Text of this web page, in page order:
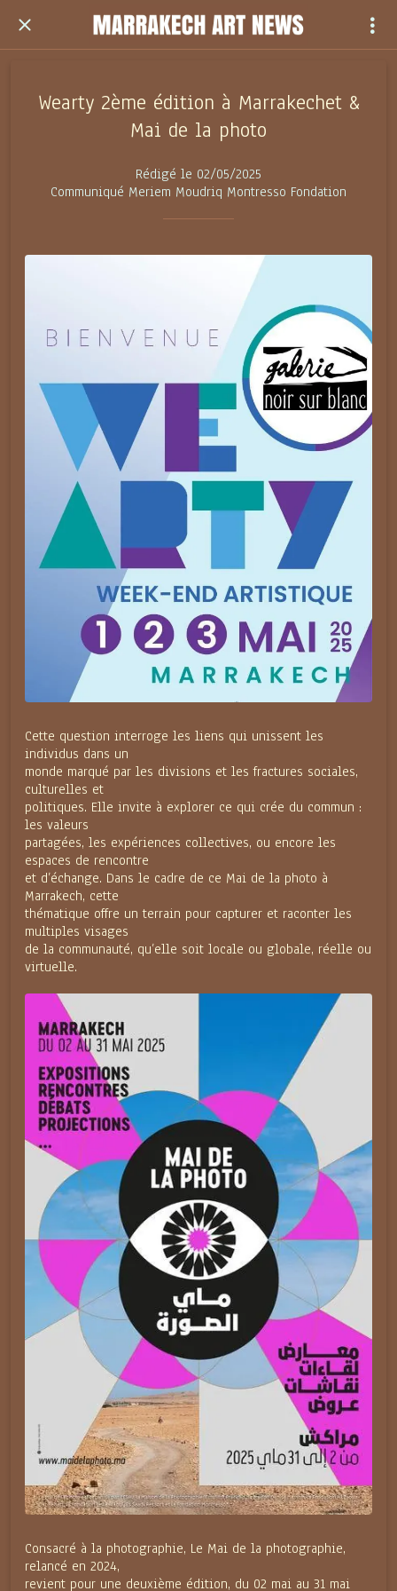
Wearty 2ème édition à Marrakechet &
Mai de la photo
Rédigé le 02/05/2025
Communiqué Meriem Moudriq Montresso Fondation
Cette question interroge les liens qui unissent les
individus dans un
monde marqué par les divisions et les fractures sociales,
culturelles et
politiques. Elle invite à explorer ce qui crée du commun :
les valeurs
partagées, les expériences collectives, ou encore les
espaces de rencontre
et d’échange. Dans le cadre de ce Mai de la photo à
Marrakech, cette
thématique offre un terrain pour capturer et raconter les
multiples visages
de la communauté, qu’elle soit locale ou globale, réelle ou
virtuelle.
Consacré à la photographie, Le Mai de la photographie,
relancé en 2024,
revient pour une deuxième édition, du 02 mai au 31 mai